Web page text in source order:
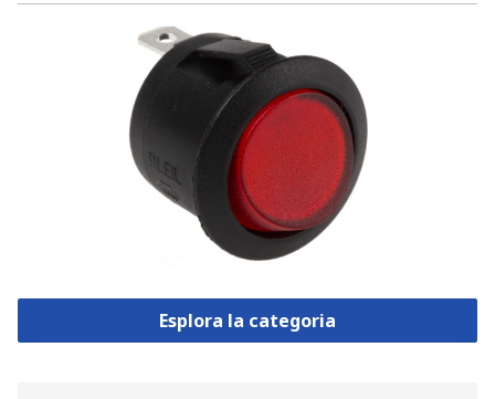
Esplora la categoria